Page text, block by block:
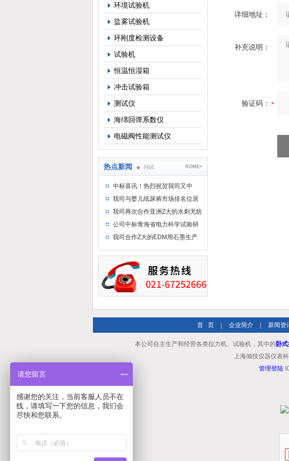
环境试验机
盐雾试验机
环刚度检测设备
试验机
恒温恒湿箱
冲击试验箱
测试仪
海绵回弹系数仪
电磁阀性能测试仪
热点新闻 Hot ROME+
中标喜讯！热烈祝贺我司又中
标！
我司与婴儿纸尿裤市场排名位居
名的全日美实业合作成功！
我司再次合作亚洲Z大的水刺无纺
布供应商-南六企业！
公司中标青海省电力科学试验研
究院！
我司合作Z大的EDM用石墨生产
详细地址：
补充说明：
验证码：
首 页 企业简介 新闻资
本公司自主生产和经营各类拉力机、试验机，其中的 卧
上海倾技仪器仪表
管理登陆
请您留言
感谢您的关注，当前客服人员不在
线，请填写一下您的信息，我们会
尽快和您联系。